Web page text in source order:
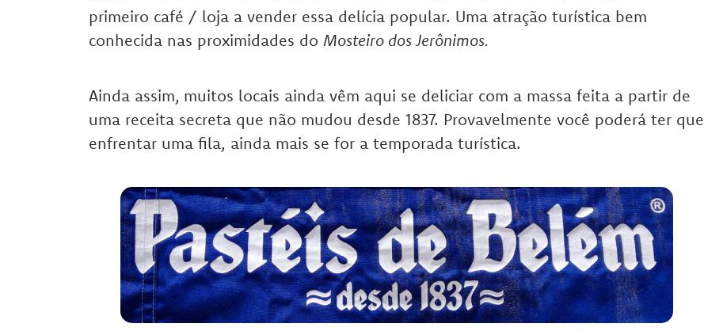
primeiro café / loja a vender essa delícia popular. Uma atração turística bem
conhecida nas proximidades do Mosteiro dos Jerônimos.
Ainda assim, muitos locais ainda vêm aqui se deliciar com a massa feita a partir de
uma receita secreta que não mudou desde 1837. Provavelmente você poderá ter que
enfrentar uma fila, ainda mais se for a temporada turística.